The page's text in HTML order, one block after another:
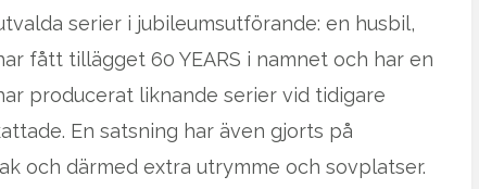
serier i jubileumsutförande: en husbil,
fått tillägget 60 YEARS i namnet och har en
producerat liknande serier vid tidigare
En satsning har även gjorts på
och därmed extra utrymme och sovplatser.